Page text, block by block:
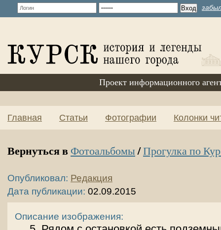
Проект информационного
Главная Статьи Фотографии Колонки
Вернуться в Фотоальбомы/Прогулка по
Опубликовал: Редакция
Дата публикации: 02.09.2015
Описание изображения: